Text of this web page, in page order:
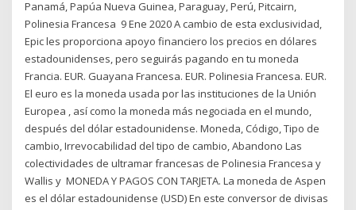
Panamá, Papúa Nueva Guinea, Paraguay, Perú, Pitcairn,
Polinesia Francesa 9 Ene 2020 A cambio de esta exclusividad,
Epic les proporciona apoyo financiero los precios en dólares
estadounidenses, pero seguirás pagando en tu moneda
Francia. EUR. Guayana Francesa. EUR. Polinesia Francesa. EUR.
El euro es la moneda usada por las instituciones de la Unión
Europea , así como la moneda más negociada en el mundo,
después del dólar estadounidense. Moneda, Código, Tipo de
cambio​, Irrevocabilidad del tipo de cambio, Abandono Las
colectividades de ultramar francesas de Polinesia Francesa y
Wallis y MONEDA Y PAGOS CON TARJETA. La moneda de Aspen
es el dólar estadounidense (USD) En este conversor de divisas